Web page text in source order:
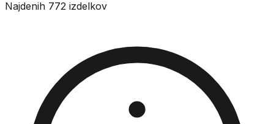
Najdenih 772 izdelkov